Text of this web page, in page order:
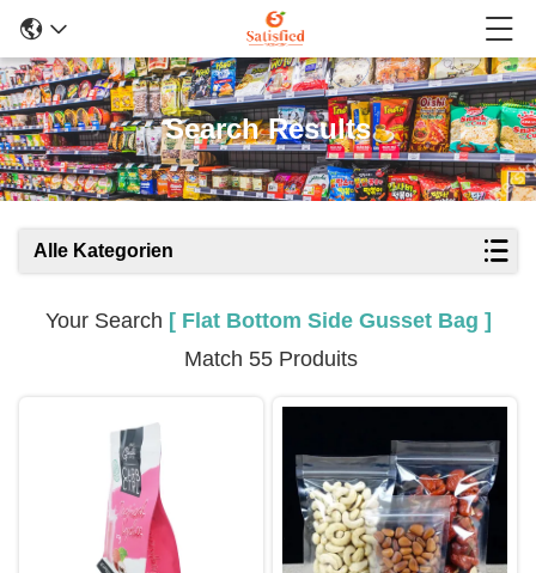
Search Results
Alle Kategorien
Your Search [ Flat Bottom Side Gusset Bag ]
Match 55 Produits